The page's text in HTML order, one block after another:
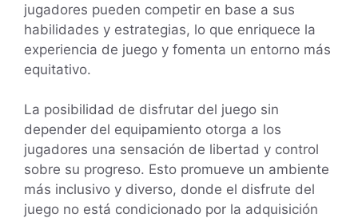
jugadores pueden competir en base a sus
habilidades y estrategias, lo que enriquece la
experiencia de juego y fomenta un entorno más
equitativo.
La posibilidad de disfrutar del juego sin
depender del equipamiento otorga a los
jugadores una sensación de libertad y control
sobre su progreso. Esto promueve un ambiente
más inclusivo y diverso, donde el disfrute del
juego no está condicionado por la adquisición